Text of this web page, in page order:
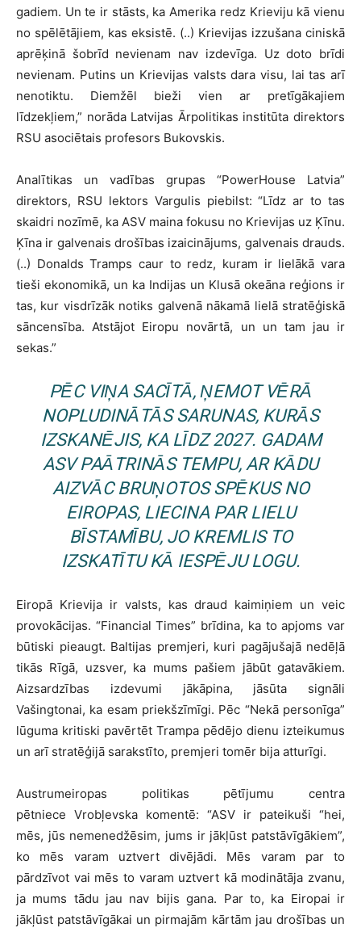
gadiem. Un te ir stāsts, ka Amerika redz Krieviju kā vienu
no spēlētājiem, kas eksistē. (..) Krievijas izzušana ciniskā
aprēķinā šobrīd nevienam nav izdevīga. Uz doto brīdi
nevienam. Putins un Krievijas valsts dara visu, lai tas arī
nenotiktu. Diemžēl bieži vien ar pretīgākajiem
līdzekļiem,” norāda Latvijas Ārpolitikas institūta direktors
RSU asociētais profesors Bukovskis.
Analītikas un vadības grupas “PowerHouse Latvia”
direktors, RSU lektors Vargulis piebilst: “Līdz ar to tas
skaidri nozīmē, ka ASV maina fokusu no Krievijas uz Ķīnu.
Ķīna ir galvenais drošības izaicinājums, galvenais drauds.
(..) Donalds Tramps caur to redz, kuram ir lielākā vara
tieši ekonomikā, un ka Indijas un Klusā okeāna reģions ir
tas, kur visdrīzāk notiks galvenā nākamā lielā stratēģiskā
sāncensība. Atstājot Eiropu novārtā, un un tam jau ir
sekas.”
PĒC VIŅA SACĪTĀ, ŅEMOT VĒRĀ
NOPLUDINĀTĀS SARUNAS, KURĀS
IZSKANĒJIS, KA LĪDZ 2027. GADAM
ASV PAĀTRINĀS TEMPU, AR KĀDU
AIZVĀC BRUŅOTOS SPĒKUS NO
EIROPAS, LIECINA PAR LIELU
BĪSTAMĪBU, JO KREMLIS TO
IZSKATĪTU KĀ IESPĒJU LOGU.
Eiropā Krievija ir valsts, kas draud kaimiņiem un veic
provokācijas. “Financial Times” brīdina, ka to apjoms var
būtiski pieaugt. Baltijas premjeri, kuri pagājušajā nedēļā
tikās Rīgā, uzsver, ka mums pašiem jābūt gatavākiem.
Aizsardzības izdevumi jākāpina, jāsūta signāli
Vašingtonai, ka esam priekšzīmīgi. Pēc “Nekā personīga”
lūguma kritiski pavērtēt Trampa pēdējo dienu izteikumus
un arī stratēģijā sarakstīto, premjeri tomēr bija atturīgi.
Austrumeiropas politikas pētījumu centra
pētniece Vrobļevska komentē: “ASV ir pateikuši “hei,
mēs, jūs nemenedžēsim, jums ir jākļūst patstāvīgākiem”,
ko mēs varam uztvert divējādi. Mēs varam par to
pārdzīvot vai mēs to varam uztvert kā modinātāja zvanu,
ja mums tādu jau nav bijis gana. Par to, ka Eiropai ir
jākļūst patstāvīgākai un pirmajām kārtām jau drošības un